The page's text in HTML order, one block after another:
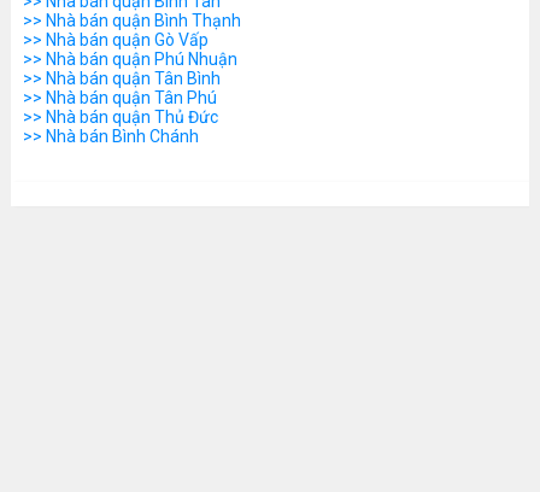
>> Nhà bán quận Bình Thạnh
>> Nhà bán quận Gò Vấp
>> Nhà bán quận Phú Nhuận
>> Nhà bán quận Tân Bình
>> Nhà bán quận Tân Phú
>> Nhà bán quận Thủ Đức
>> Nhà bán Bình Chánh